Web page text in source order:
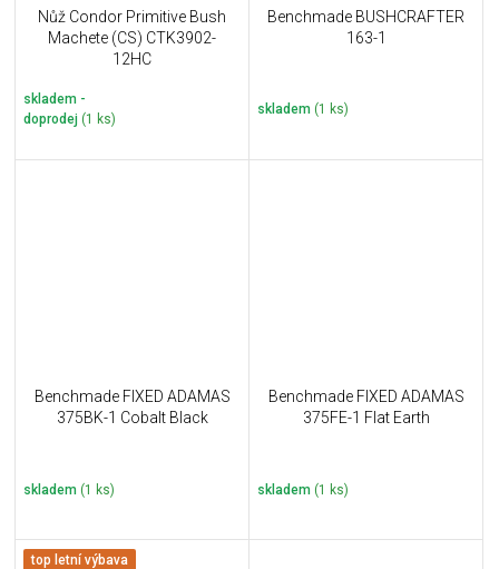
Nůž Condor Primitive Bush
Machete (CS) CTK3902-
12HC
skladem -
doprodej (1 ks)
Benchmade BUSHCRAFTER
163-1
skladem (1 ks)
Benchmade FIXED ADAMAS
375BK-1 Cobalt Black
skladem (1 ks)
Benchmade FIXED ADAMAS
375FE-1 Flat Earth
skladem (1 ks)
top letní výbava